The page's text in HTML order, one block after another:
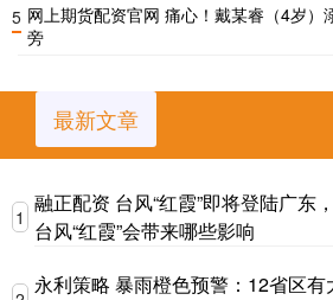
5 网上期货配资官网 痛心！戴某睿（4岁）
旁
最新文章
1
融正配资 台风“红霞”即将登陆广东
台风“红霞”会带来哪些影响
永利策略 暴雨橙色预警：12省区